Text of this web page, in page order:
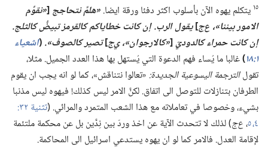
١٥ يتكلم يهوه الآن بأسلوب اكثر دفئا ورقة ايضا.‏‏«هلمَّ نتحاجج[‏‏«نقوِّم
الامور بيننا»،‏ ع‌ج‏]يقول الرب.‏ إن كانت خطاياكم كالقرمز تبيضُّ كالثلج.‏
إن كانت حمراء كالدوديّ[‏‏«كالارجوان»،‏ ي‌ج‏]تصير كالصوف».‏(‏اشعياء
١:‏١٨
‏)‏غالبا ما يُساء فهم الدعوة التي يُستهل بها هذا العدد الجميل.‏ مثلا،‏
تقولالترجمة اليسوعية الجديدة:‏ «تعالوا نتناقش»،‏ كما لو انه يجب ان يقوم
الطرفان بتنازلات للتوصل الى اتفاق.‏ لكنَّ الامر ليس كذلك!‏ فيهوه ليس مذنبا
بشيء،‏ وخصوصا في تعاملاته مع هذا الشعب المتمرد والمرائي.‏ (‏
٤،‏ ٥ ‏،‏ع‌ج‏)‏ لذلك لا تتحدث الآية عن اخذ وردّ بين نِدَّين بل عن محكمة ملتئمة
لإقامة العدل.‏ فالامر كما لو ان يهوه يستدعي اسرائيل الى المحاكمة.‏